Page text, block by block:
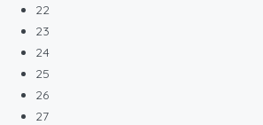
22
23
24
25
26
27